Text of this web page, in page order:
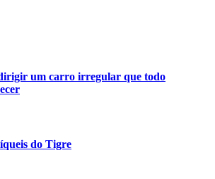
um carro irregular que todo
do Tigre